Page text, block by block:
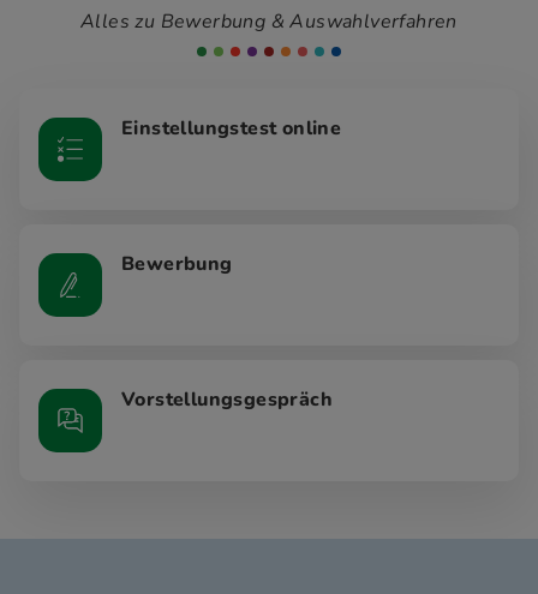
Alles zu Bewerbung & Auswahlverfahren
Einstellungstest online
Bewerbung
Vorstellungsgespräch